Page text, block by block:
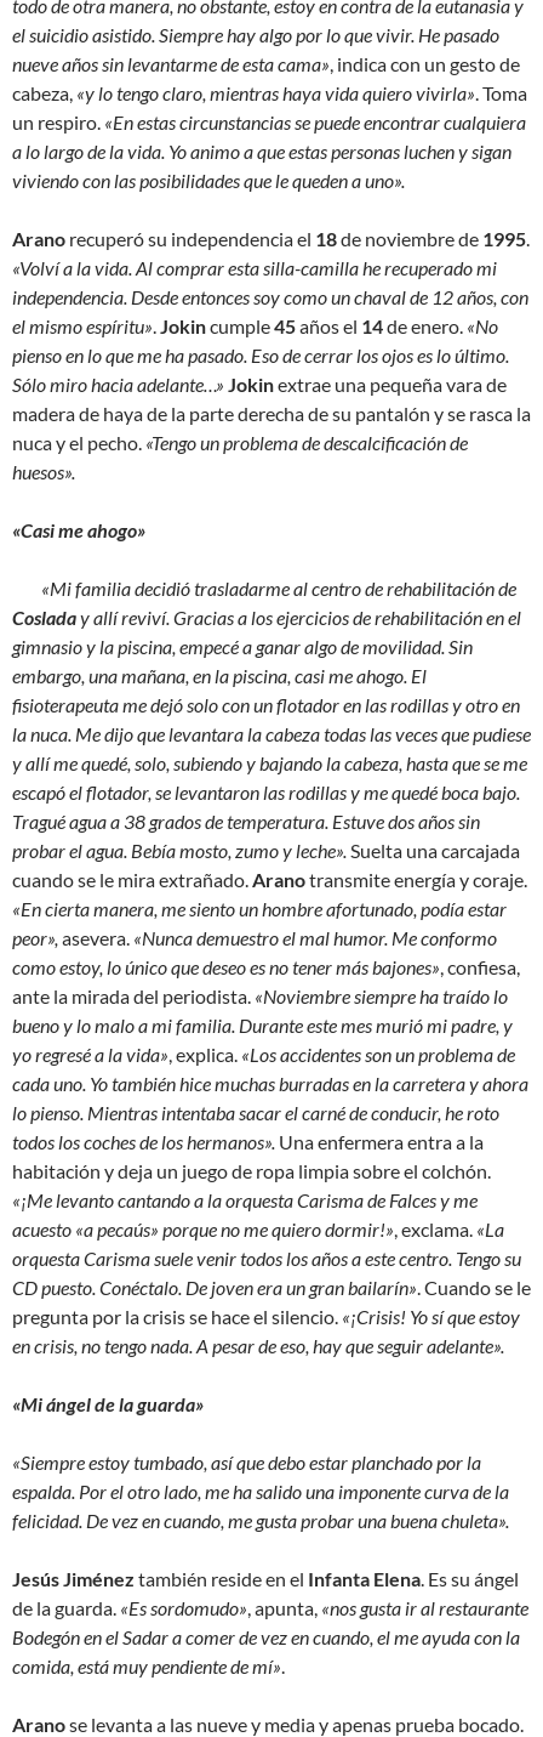
todo de otra manera, no obstante, estoy en contra de la eutanasia y
el suicidio asistido. Siempre hay algo por lo que vivir. He pasado
nueve años sin levantarme de esta cama», indica con un gesto de
cabeza, «y lo tengo claro, mientras haya vida quiero vivirla». Toma
un respiro. «En estas circunstancias se puede encontrar cualquiera
a lo largo de la vida. Yo animo a que estas personas luchen y sigan
viviendo con las posibilidades que le queden a uno».
Arano recuperó su independencia el 18de noviembre de 1995.
«Volví a la vida. Al comprar esta silla-camilla he recuperado mi
independencia. Desde entonces soy como un chaval de 12 años, con
el mismo espíritu».Jokincumple45años el 14de enero. «No
pienso en lo que me ha pasado. Eso de cerrar los ojos es lo último.
Sólo miro hacia adelante…» Jokinextrae una pequeña vara de
madera de haya de la parte derecha de su pantalón y se rasca la
nuca y el pecho. «Tengo un problema de descalcificación de
huesos».
«Casi me ahogo»
«Mi familia decidió trasladarme al centro de rehabilitación de
Cosladay allí reviví. Gracias a los ejercicios de rehabilitación en el
gimnasio y la piscina, empecé a ganar algo de movilidad. Sin
embargo, una mañana, en la piscina, casi me ahogo. El
fisioterapeuta me dejó solo con un flotador en las rodillas y otro en
la nuca. Me dijo que levantara la cabeza todas las veces que pudiese
y allí me quedé, solo, subiendo y bajando la cabeza, hasta que se me
escapó el flotador, se levantaron las rodillas y me quedé boca bajo.
Tragué agua a 38 grados de temperatura. Estuve dos años sin
probar el agua. Bebía mosto, zumo y leche».Suelta una carcajada
cuando se le mira extrañado.Aranotransmite energía y coraje.
«En cierta manera, me siento un hombre afortunado, podía estar
peor», asevera. «Nunca demuestro el mal humor. Me conformo
como estoy, lo único que deseo es no tener más bajones», confiesa,
ante la mirada del periodista. «Noviembre siempre ha traído lo
bueno y lo malo a mi familia. Durante este mes murió mi padre, y
yo regresé a la vida», explica. «Los accidentes son un problema de
cada uno. Yo también hice muchas burradas en la carretera y ahora
lo pienso. Mientras intentaba sacar el carné de conducir, he roto
todos los coches de los hermanos». Una enfermera entra a la
habitación y deja un juego de ropa limpia sobre el colchón.
«¡Me levanto cantando a la orquesta Carisma de Falces y me
acuesto «a pecaús» porque no me quiero dormir!», exclama. «La
orquesta Carisma suele venir todos los años a este centro. Tengo su
CD puesto. Conéctalo. De joven era un gran bailarín». Cuando se le
pregunta por la crisis se hace el silencio. «¡Crisis! Yo sí que estoy
en crisis, no tengo nada. A pesar de eso, hay que seguir adelante».
«Mi ángel de la guarda»
«Siempre estoy tumbado, así que debo estar planchado por la
espalda. Por el otro lado, me ha salido una imponente curva de la
felicidad. De vez en cuando, me gusta probar una buena chuleta».
Jesús Jiménez también reside en el Infanta Elena. Es su ángel
de la guarda. «Es sordomudo», apunta, «nos gusta ir al restaurante
Bodegón en el Sadar a comer de vez en cuando, el me ayuda con la
comida, está muy pendiente de mí».
Aranose levanta a las nueve y media y apenas prueba bocado.